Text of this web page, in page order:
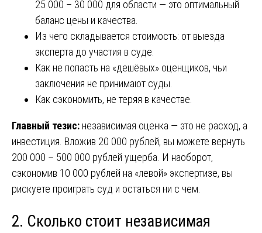
25 000 – 30 000 для области — это оптимальный
баланс цены и качества.
Из чего складывается стоимость: от выезда
эксперта до участия в суде.
Как не попасть на «дешёвых» оценщиков, чьи
заключения не принимают суды.
Как сэкономить, не теряя в качестве.
Главный тезис: независимая оценка — это не расход, а
инвестиция. Вложив 20 000 рублей, вы можете вернуть
200 000 – 500 000 рублей ущерба. И наоборот,
сэкономив 10 000 рублей на «левой» экспертизе, вы
рискуете проиграть суд и остаться ни с чем.
2. Сколько стоит независимая